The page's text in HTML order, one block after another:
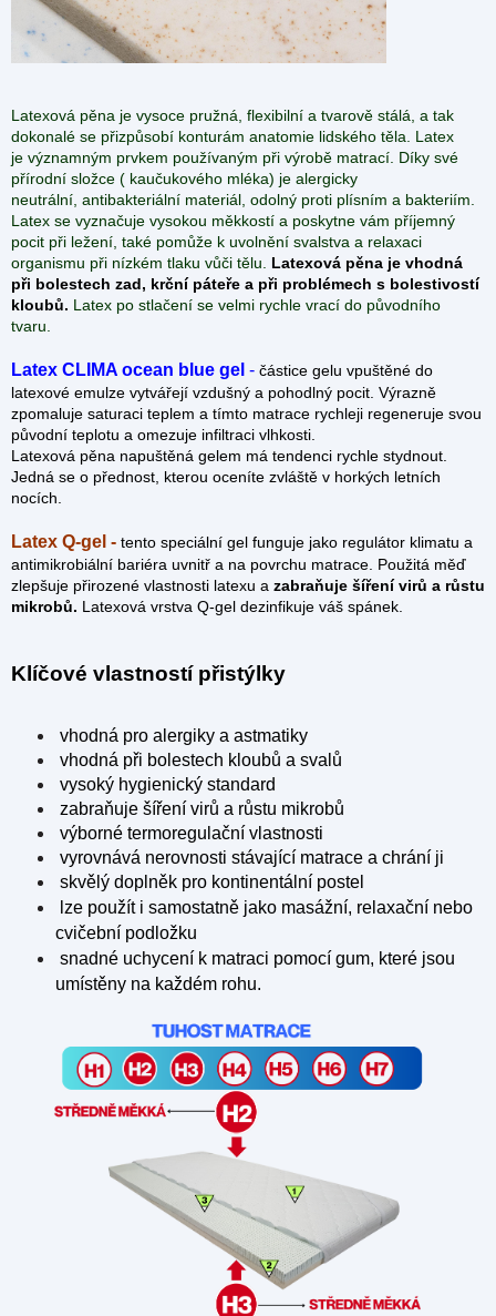
Latexová pěna je vysoce pružná, flexibilní a tvarově stálá, a tak
dokonalé se přizpůsobí konturám anatomie lidského těla. Latex
je významným prvkem používaným při výrobě matrací. Díky své
přírodní složce ( kaučukového mléka) je alergicky
neutrální, antibakteriální materiál, odolný proti plísním a bakteriím.
Latex se vyznačuje vysokou měkkostí a poskytne vám příjemný
pocit při ležení, také pomůže k uvolnění svalstva a relaxaci
organismu při nízkém tlaku vůči tělu. Latexová pěna je vhodná
při bolestech zad, krční páteře a při problémech s bolestivostí
kloubů. Latex po stlačení se velmi rychle vrací do původního
tvaru.
Latex CLIMA ocean blue gel - částice gelu vpuštěné do
latexové emulze vytvářejí vzdušný a pohodlný pocit. Výrazně
zpomaluje saturaci teplem a tímto matrace rychleji regeneruje svou
původní teplotu a omezuje infiltraci vlhkosti.
Latexová pěna napuštěná gelem má tendenci rychle stydnout.
Jedná se o přednost, kterou oceníte zvláště v horkých letních
nocích.
Latex Q-gel - tento speciální gel funguje jako regulátor klimatu a
antimikrobiální bariéra uvnitř a na povrchu matrace. Použitá měď
zlepšuje přirozené vlastnosti latexu a zabraňuje šíření virů a růstu
mikrobů. Latexová vrstva Q-gel dezinfikuje váš spánek.
Klíčové vlastností přistýlky
vhodná pro alergiky a astmatiky
vhodná při bolestech kloubů a svalů
vysoký hygienický standard
zabraňuje šíření virů a růstu mikrobů
výborné termoregulační vlastnosti
vyrovnává nerovnosti stávající matrace a chrání ji
skvělý doplněk pro kontinentální postel
lze použít i samostatně jako masážní, relaxační nebo
cvičební podložku
snadné uchycení k matraci pomocí gum, které jsou
umístěny na každém rohu.